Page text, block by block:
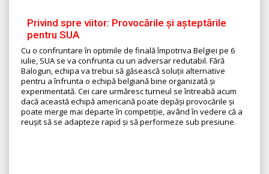
Privind spre viitor: Provocările și așteptările
pentru SUA
Cu o confruntare în optimile de finală împotriva Belgiei pe 6
iulie, SUA se va confrunta cu un adversar redutabil. Fără
Balogun, echipa va trebui să găsească soluții alternative
pentru a înfrunta o echipă belgiană bine organizată și
experimentată. Cei care urmăresc turneul se întreabă acum
dacă această echipă americană poate depăși provocările și
poate merge mai departe în competiție, având în vedere că a
reușit să se adapteze rapid și să performeze sub presiune.